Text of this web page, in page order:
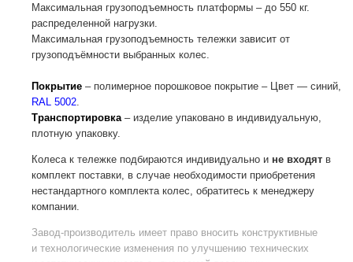
Максимальная грузоподъемность платформы – до 550 кг.
распределенной нагрузки.
Максимальная грузоподъемность тележки зависит от
грузоподъёмности выбранных колес.
Покрытие – полимерное порошковое покрытие – Цвет — синий,
RAL 5002
Транспортировка – изделие упаковано в индивидуальную,
плотную упаковку.
Колеса к тележке подбираются индивидуально и не входят в
комплект поставки, в случае необходимости приобретения
нестандартного комплекта колес, обратитесь к менеджеру
компании.
Завод-производитель имеет право вносить конструктивные
и технологические изменения по улучшению технических